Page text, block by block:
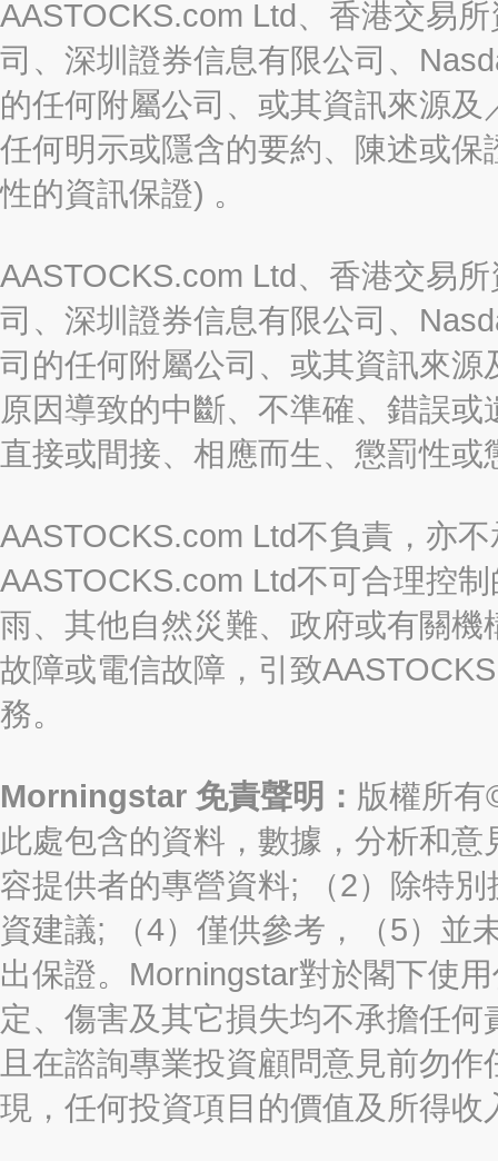
AASTOCKS.com Ltd、香港交易
司、深圳證券信息有限公司、
的任何附屬公司、或其資訊來源
任何明示或隱含的要約、陳述或
性的資訊保證) 。
AASTOCKS.com Ltd、香港交易
司、深圳證券信息有限公司、
司的任何附屬公司、或其資訊來
原因導致的中斷、不準確、錯誤
直接或間接、相應而生、懲罰性
AASTOCKS.com Ltd不負責，亦
AASTOCKS.com Ltd不可合理控
雨、其他自然災難、政府或有關
故障或電信故障，引致
務。
Morningstar 免責聲明： 版權所有
此處包含的資料，數據，分析和意
容提供者的專營資料; （2）除特
資建議; （4）僅供參考，（5）並
出保證。Morningstar對於閣下使
定、傷害及其它損失均不承擔任
且在諮詢專業投資顧問意見前勿
現，任何投資項目的價值及所得收